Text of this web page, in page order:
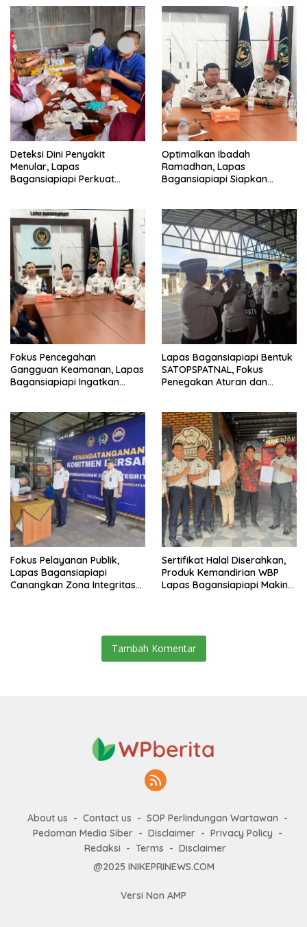
Deteksi Dini Penyakit
Menular, Lapas
Bagansiapiapi Perkuat
Optimalkan Ibadah
Ramadhan, Lapas
Bagansiapiapi Siapkan
Fokus Pencegahan
Gangguan Keamanan, Lapas
Bagansiapiapi Ingatkan
Lapas Bagansiapiapi Bentuk
SATOPSPATNAL, Fokus
Penegakan Aturan dan
Fokus Pelayanan Publik,
Lapas Bagansiapiapi
Canangkan Zona Integritas
Sertifikat Halal Diserahkan,
Produk Kemandirian WBP
Lapas Bagansiapiapi Makin
Tambah Komentar
About us Contact us
SOP Perlindungan Wartawan
Pedoman Media Siber
Disclaimer
Privacy Policy
Redaksi
Terms
Disclaimer
@2025 INIKEPRINEWS.COM
Versi Non AMP